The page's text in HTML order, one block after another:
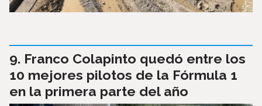
Franco Colapinto quedó entre los
10 mejores pilotos de la Fórmula 1
en la primera parte del año